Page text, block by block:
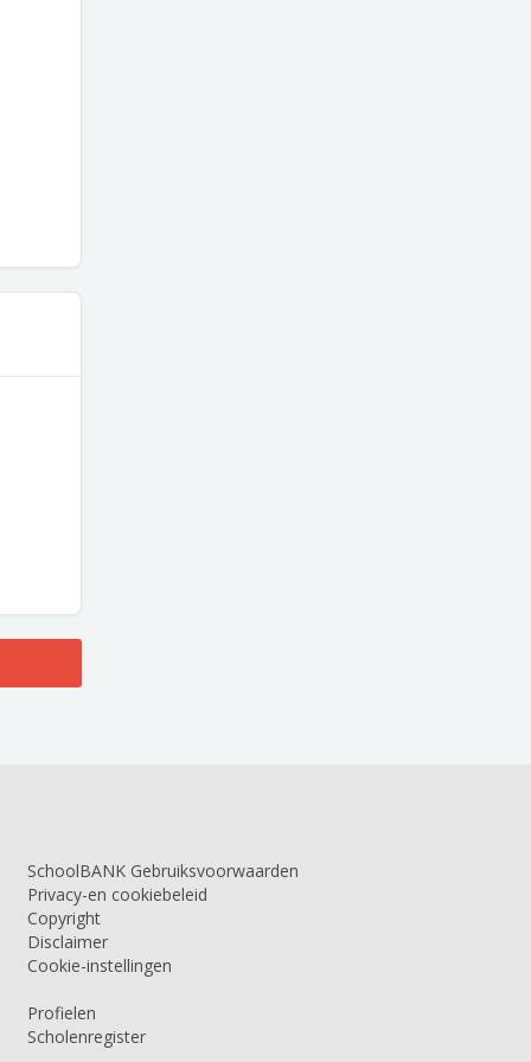
SchoolBANK Gebruiksvoorwaarden
Privacy-en cookiebeleid
Copyright
Disclaimer
Cookie-instellingen
Profielen
Scholenregister